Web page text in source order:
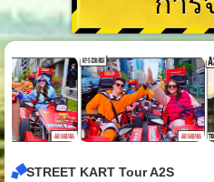
STREET KART Tour A2S